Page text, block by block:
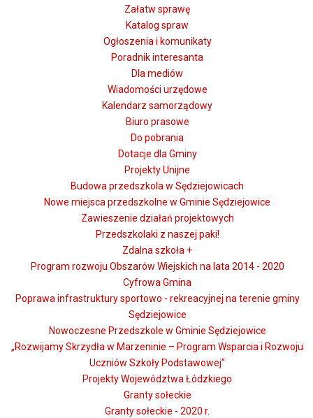
Załatw sprawę
Katalog spraw
Ogłoszenia i komunikaty
Poradnik interesanta
Dla mediów
Wiadomości urzędowe
Kalendarz samorządowy
Biuro prasowe
Do pobrania
Dotacje dla Gminy
Projekty Unijne
Budowa przedszkola w Sędziejowicach
Nowe miejsca przedszkolne w Gminie Sędziejowice
Zawieszenie działań projektowych
Przedszkolaki z naszej paki!
Zdalna szkoła +
Program rozwoju Obszarów Wiejskich na lata 2014 - 2020
Cyfrowa Gmina
Poprawa infrastruktury sportowo - rekreacyjnej na terenie gminy
Sędziejowice
Nowoczesne Przedszkole w Gminie Sędziejowice
„Rozwijamy Skrzydła w Marzeninie – Program Wsparcia i Rozwoju
Uczniów Szkoły Podstawowej”
Projekty Województwa Łódzkiego
Granty sołeckie
Granty sołeckie - 2020 r.